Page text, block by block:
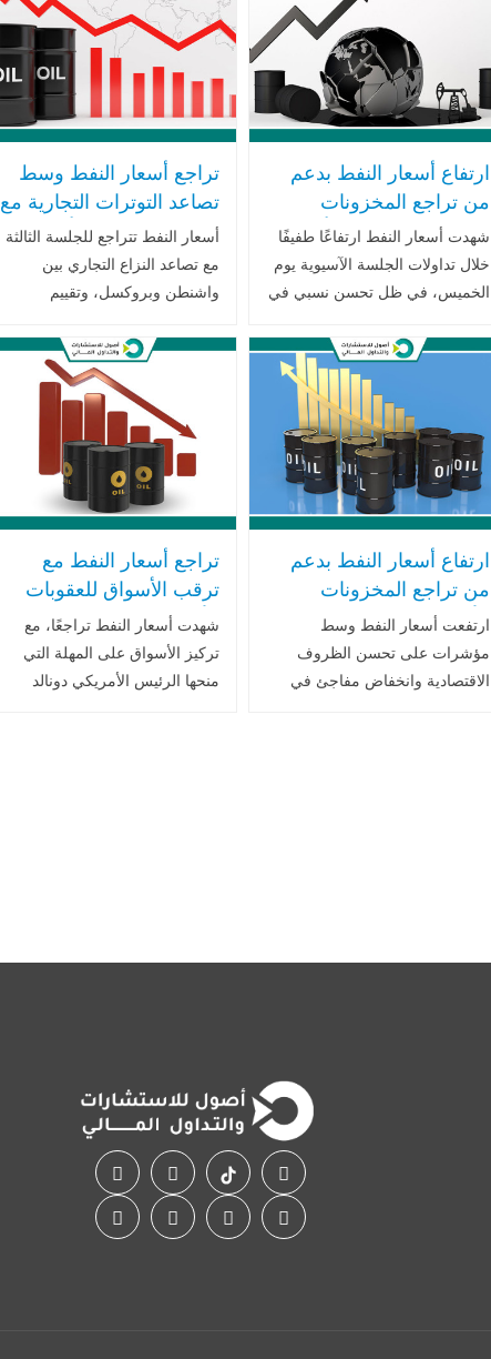
ارتفاع أسعار النفط بدعم
من تراجع المخزونات
الأميركية وتفاؤل بشأن
التفاهمات التجارية الدولية
شهدت أسعار النفط ارتفاعًا طفيفًا
خلال تداولات الجلسة الآسيوية يوم
الخميس، في ظل تحسن نسبي في
في مخزونات النفط الخام في
الولايات المتحدة،.. اقرأ المزيد
تراجع أسعار النفط وسط
تصاعد التوترات التجارية مع
الاتحاد الأوروبي وتأثير
العقوبات على روسيا
أسعار النفط تتراجع للجلسة الثالثة
مع تصاعد النزاع التجاري بين
واشنطن وبروكسل، وتقييم
على روسيا وسط ضغوط على
الطلب العالمي..اقرأ المزيد
ارتفاع أسعار النفط بدعم
من تراجع المخزونات
الأميركية وتخفيف التوترات
التجارية
ارتفعت أسعار النفط وسط
مؤشرات على تحسن الظروف
الاقتصادية وانخفاض مفاجئ في
تراجع أسعار النفط مع
ترقب الأسواق للعقوبات
الأميركية المحتملة على
روسيا وتصاعد التوترات
التجارية
شهدت أسعار النفط تراجعًا، مع
تركيز الأسواق على المهلة التي
منحها الرئيس الأمريكي دونالد